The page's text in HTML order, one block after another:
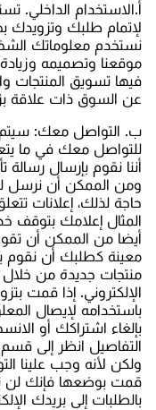
أ.الاستخدام الداخلي.
لإتمام طلبك وتزويدك
نستخدم معلوماتك
موقعنا وتصميمه
فيها تسويق المنتجات
عن السوق ذات علاقة
ب‌. التواصل معك:
للتواصل معك في ما
أننا نقوم بإرسال
ومن الممكن أن نرسل
حاجة لذلك، إعلانات
المثال إعلامك بتوقف
أيضا من الممكن أن تقوم
معينة كطلبك أن نقوم
منتجات جديدة من خلال
الإلكتروني. إذا قمت
باستخدامه لإيصال
بإلغاء اشتراكك أو
التفاصيل انظر إلى
ولكن لأنه وجب علينا
قمت بوضعها فإنك لن
بالطلبات إلى بريدك